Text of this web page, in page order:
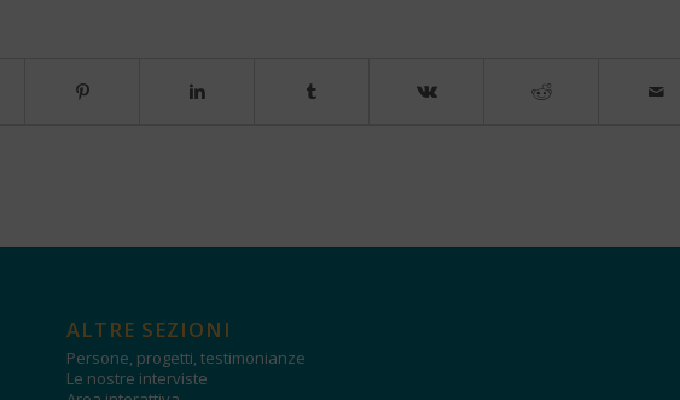
ALTRE SEZIONI
Persone, progetti, testimonianze
Le nostre interviste